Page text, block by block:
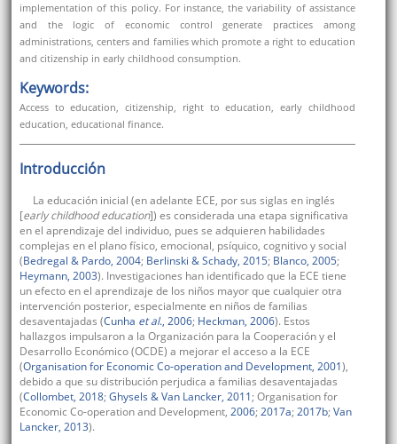
implementation of this policy. For instance, the variability of assistance
and the logic of economic control generate practices among
administrations, centers and families which promote a right to education
and citizenship in early childhood consumption.
Keywords:
Access to education, citizenship, right to education, early childhood
education, educational finance.
Introducción
La educación inicial (en adelante ECE, por sus siglas en inglés
[early childhood education]) es considerada una etapa significativa
en el aprendizaje del individuo, pues se adquieren habilidades
complejas en el plano físico, emocional, psíquico, cognitivo y social
(Bedregal & Pardo, 2004; Berlinski & Schady, 2015; Blanco, 2005;
Heymann, 2003). Investigaciones han identificado que la ECE tiene
un efecto en el aprendizaje de los niños mayor que cualquier otra
intervención posterior, especialmente en niños de familias
desaventajadas (Cunha et al., 2006; Heckman, 2006). Estos
hallazgos impulsaron a la Organización para la Cooperación y el
Desarrollo Económico (OCDE) a mejorar el acceso a la ECE
(Organisation for Economic Co-operation and Development, 2001),
debido a que su distribución perjudica a familias desaventajadas
(Collombet, 2018; Ghysels & Van Lancker, 2011; Organisation for
Economic Co-operation and Development, 2006; 2017a; 2017b; Van
Lancker, 2013).